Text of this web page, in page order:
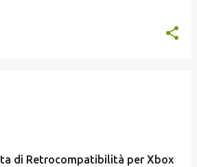
di Retrocompatibilità per Xbox